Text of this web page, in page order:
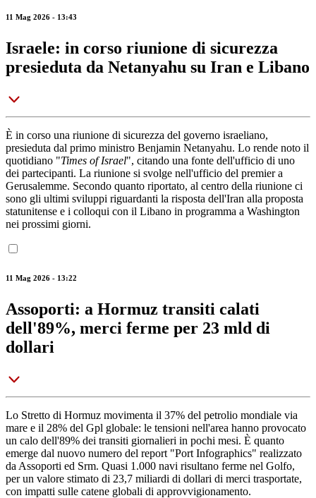
11 Mag 2026 - 13:43
Israele: in corso riunione di sicurezza
presieduta da Netanyahu su Iran e Libano
È in corso una riunione di sicurezza del governo israeliano,
presieduta dal primo ministro Benjamin Netanyahu. Lo rende noto il
quotidiano "Times of Israel", citando una fonte dell'ufficio di uno
dei partecipanti. La riunione si svolge nell'ufficio del premier a
Gerusalemme. Secondo quanto riportato, al centro della riunione ci
sono gli ultimi sviluppi riguardanti la risposta dell'Iran alla proposta
statunitense e i colloqui con il Libano in programma a Washington
nei prossimi giorni.
11 Mag 2026 - 13:22
Assoporti: a Hormuz transiti calati
dell'89%, merci ferme per 23 mld di
dollari
Lo Stretto di Hormuz movimenta il 37% del petrolio mondiale via
mare e il 28% del Gpl globale: le tensioni nell'area hanno provocato
un calo dell'89% dei transiti giornalieri in pochi mesi. È quanto
emerge dal nuovo numero del report "Port Infographics" realizzato
da Assoporti ed Srm. Quasi 1.000 navi risultano ferme nel Golfo,
per un valore stimato di 23,7 miliardi di dollari di merci trasportate,
con impatti sulle catene globali di approvvigionamento.